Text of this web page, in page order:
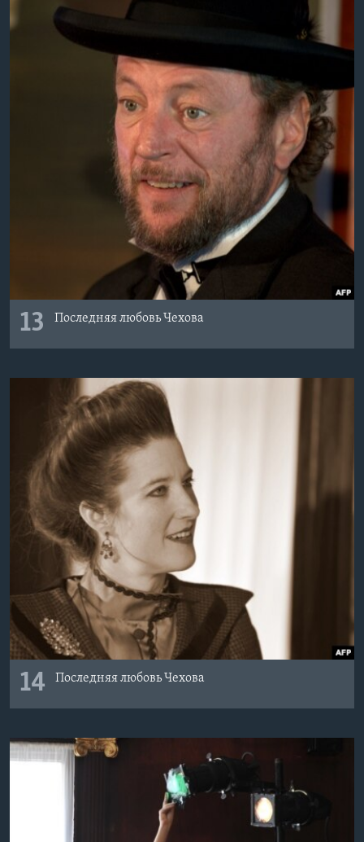
13 Последняя любовь Чехова
14 Последняя любовь Чехова